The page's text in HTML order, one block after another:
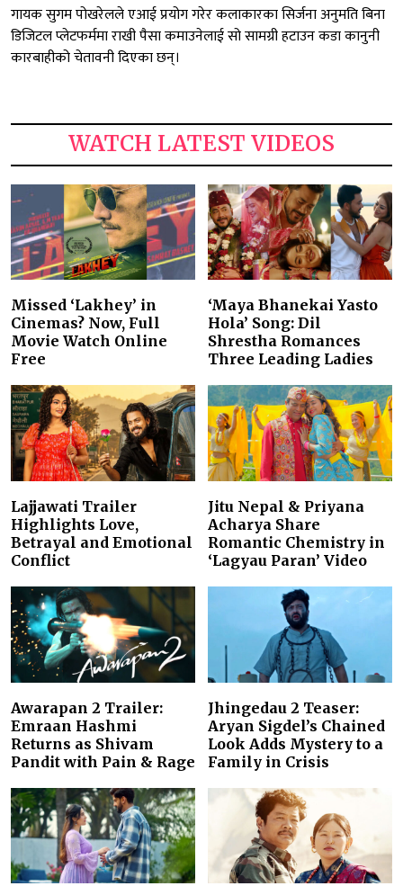
गायक सुगम पोखरेलले एआई प्रयोग गरेर कलाकारका सिर्जना अनुमति बिना
डिजिटल प्लेटफर्ममा राखी पैसा कमाउनेलाई सो सामग्री हटाउन कडा कानुनी
कारबाहीको चेतावनी दिएका छन्।
WATCH LATEST VIDEOS
Missed ‘Lakhey’ in
Cinemas? Now, Full
Movie Watch Online
Free
‘Maya Bhanekai Yasto
Hola’ Song: Dil
Shrestha Romances
Three Leading Ladies
Lajjawati Trailer
Highlights Love,
Betrayal and Emotional
Conflict
Jitu Nepal & Priyana
Acharya Share
Romantic Chemistry in
‘Lagyau Paran’ Video
Awarapan 2 Trailer:
Emraan Hashmi
Returns as Shivam
Pandit with Pain & Rage
Jhingedau 2 Teaser:
Aryan Sigdel’s Chained
Look Adds Mystery to a
Family in Crisis